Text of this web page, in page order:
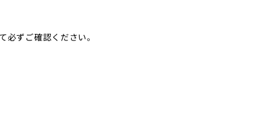
必ずご確認ください。